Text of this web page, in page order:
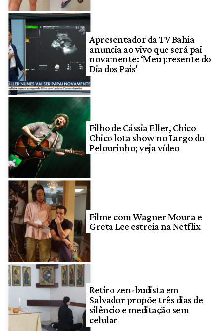
Apresentador da TV Bahia
anuncia ao vivo que será pai
novamente: ‘Meu presente do
Dia dos Pais’
Filho de Cássia Eller, Chico
Chico lota show no Largo do
Pelourinho; veja vídeo
Filme com Wagner Moura e
Greta Lee estreia na Netflix
Retiro zen-budista em
Salvador propõe três dias de
silêncio e meditação sem
celular